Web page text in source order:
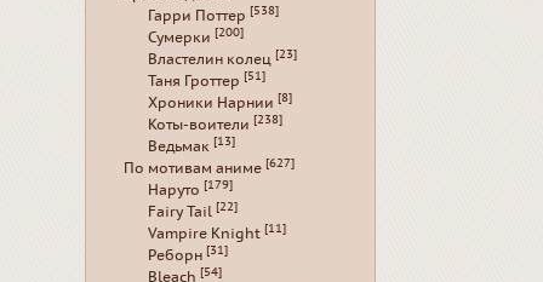
Гарри Поттер [538]
Сумерки [200]
Властелин колец [23]
Таня Гроттер [51]
Хроники Нарнии [8]
Коты-воители [238]
Ведьмак [13]
По мотивам аниме [627]
Наруто [179]
Fairy Tail [22]
Vampire Knight [11]
Реборн [31]
Bleach [54]